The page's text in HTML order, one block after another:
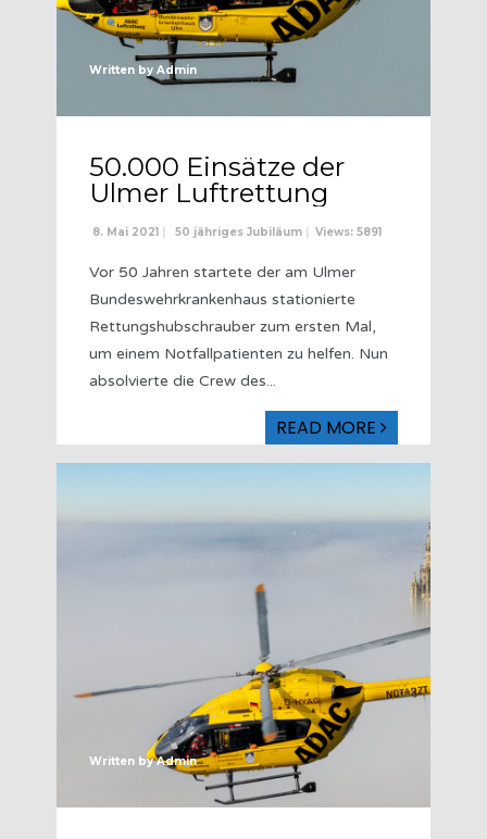
Written by Admin
50.000 Einsätze der
Ulmer Luftrettung
8. Mai 2021 | 50 jähriges Jubiläum | Views: 5891
Vor 50 Jahren startete der am Ulmer
Bundeswehrkrankenhaus stationierte
Rettungshubschrauber zum ersten Mal,
um einem Notfallpatienten zu helfen. Nun
absolvierte die Crew des...
READ MORE
Written byAdmin